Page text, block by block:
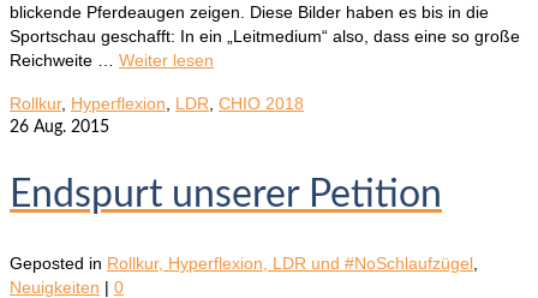
blickende Pferdeaugen zeigen. Diese Bilder haben es bis in die
Sportschau geschafft: In ein „Leitmedium“ also, dass eine so große
Reichweite … Weiter lesen
Rollkur, Hyperflexion LDR CHIO 2018
26 Aug. 2015
Endspurt unserer Petition
Geposted in Rollkur, Hyperflexion, LDR und #NoSchlaufzügel
Neuigkeiten | 0